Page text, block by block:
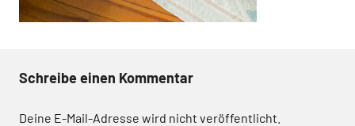
Schreibe einen Kommentar
Deine E-Mail-Adresse wird nicht veröffentlicht.